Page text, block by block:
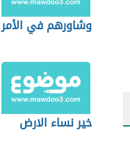
وشاورهم في الأمر
خير نساء الارض